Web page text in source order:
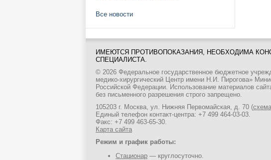
Все новости
ИМЕЮТСЯ ПРОТИВОПОКАЗАНИЯ, НЕОБХОДИМА
СПЕЦИАЛИСТА.
© 2026 Федеральное государственное бюджетное
медико-хирургический Центр имени Н.И. Пирогова»
Российской Федерации. Использование материалов
без письменного разрешения строго запрещено.
105203 г. Москва, ул. Нижняя Первомайская, д. 70 (
Единый телефон контакт-центра: +7 499 464-03-03.
Факс: +7 499 463-65-30.
Карта сайта
Режим и график работы:
Стационар — круглосуточно.